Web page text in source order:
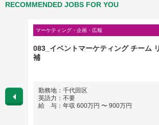
RECOMMENDED JOBS FOR YOU
マーケティング・企画・広報
083_イベントマーケティング チーム
補
勤務地：千代田区
英語力：不要
給 与：年収 600万円 〜 900万円